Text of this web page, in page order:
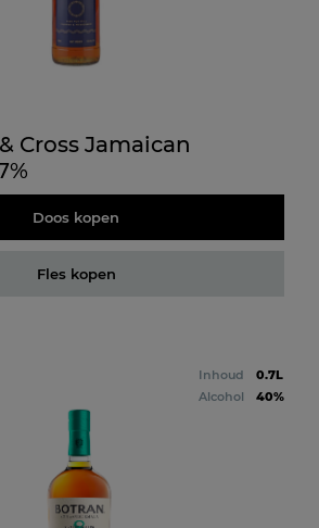
Cross Jamaican
Doos kopen
Fles kopen
Inhoud
0.7L
Alcohol
40%